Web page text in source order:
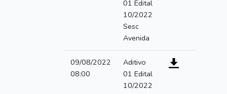
01 Edital
10/2022
Sesc
Avenida
09/08/2022
08:00
Aditivo
01 Edital
10/2022